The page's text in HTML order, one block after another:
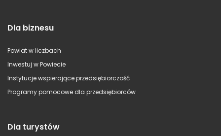
Dla biznesu
Powiat w liczbach
Inwestuj w Powiecie
Instytucje wspierające przedsiębiorczość
Programy pomocowe dla przedsiębiorców
Dla turystów